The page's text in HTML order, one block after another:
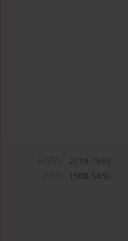
2719-7689
1508-5430